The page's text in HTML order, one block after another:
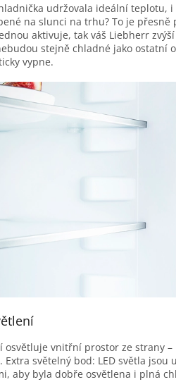
udržovala ideální teplotu,
na slunci na trhu? To je přesně
aktivuje, tak váš Liebherr
stejně chladné jako ostatní
vypne.
osvětluje vnitřní prostor ze strany
Extra světelný bod: LED světla jsou
aby byla dobře osvětlena i plná